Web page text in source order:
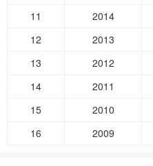
11
2014
12
2013
13
2012
14
2011
15
2010
16
2009